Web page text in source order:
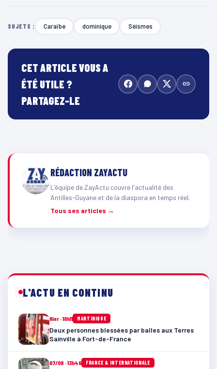
SUJETS : Caraïbe dominique Séismes
CET ARTICLE VOUS A
ÉTÉ UTILE ?
PARTAGEZ-LE
RÉDACTION ZAYACTU
L'équipe de ZayActu couvre l'actualité des
Antilles-Guyane et de la diaspora en temps réel.
Tous ses articles →
L'ACTU EN CONTINU
Hier · 10h11 MARTINIQUE
Deux personnes blessées par balles aux Terres
Sainville à Fort-de-France
07/08 · 13h46 FRANCE & INTERNATIONALE